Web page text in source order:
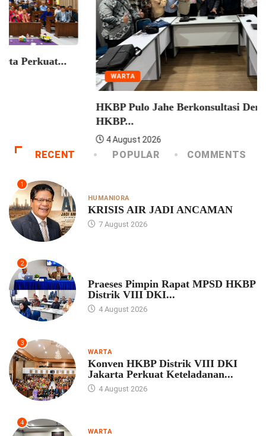
HKBP Pulo Jahe Berkonsultasi Dengan Praeses
RECENT POPULAR COMMENTS
1
HUMANIORA
KRISIS AIR JADI ANCAMAN
7 August 2026
2
Praeses Pimpin Rapat MPSD HKBP
Distrik VIII DKI...
4 August 2026
3
WARTA
Konven HKBP Distrik VIII DKI
Jakarta Perkuat Keteladanan...
4 August 2026
4
WARTA